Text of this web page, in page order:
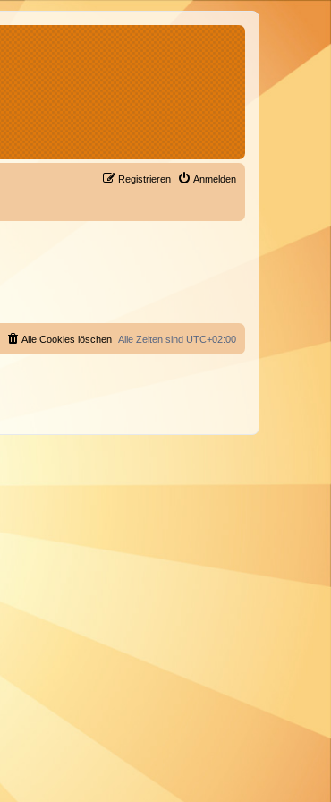
Anmelden
Registrieren
Alle Zeiten sind UTC+02:00
Alle Cookies löschen